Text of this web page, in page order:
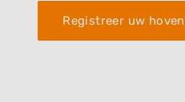
Registreer uw